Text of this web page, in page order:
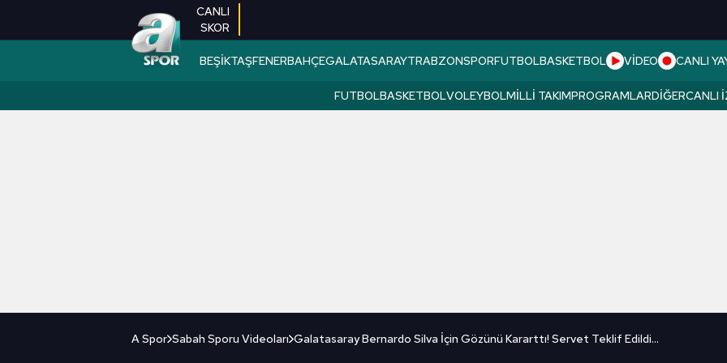
CANLI
SKOR
BEŞİKTAŞFENERBAHÇEGALATASARAYTRABZONSPORFUTBOLBASKETBOL VİDEO CANLI
FUTBOLBASKETBOLVOLEYBOLMILLI TAKIMPROGRAMLARDIĞERCANLI
A Spor Sabah Sporu Videoları Galatasaray Bernardo Silva İçin Gözünü Kararttı! Servet Teklif Edildi...